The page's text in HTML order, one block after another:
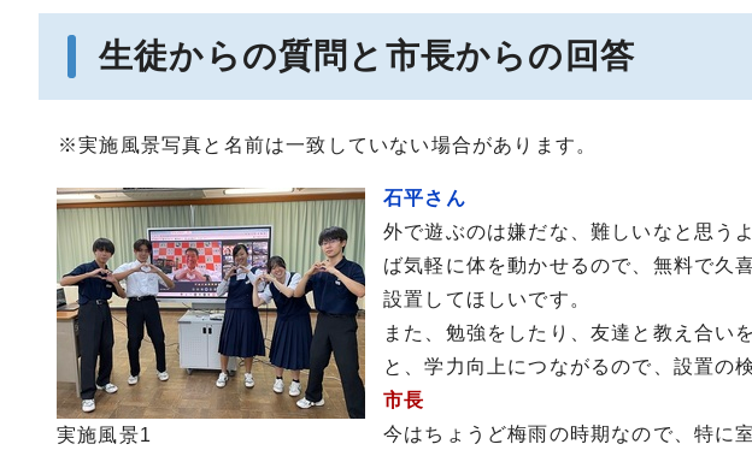
生徒からの質問と市長からの回答
※実施風景写真と名前は一致していない場合があります。
実施風景1
石平さん
外で遊ぶのは嫌だな、難しいなと思う
ば気軽に体を動かせるので、無料で久
設置してほしいです。
また、勉強をしたり、友達と教え合い
と、学力向上につながるので、設置の
市長
今はちょうど梅雨の時期なので、特に